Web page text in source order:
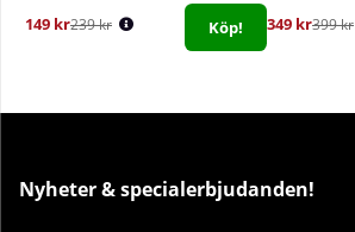
149 kr239 kr Köp! 349 kr399 kr
Nyheter & specialerbjudanden!